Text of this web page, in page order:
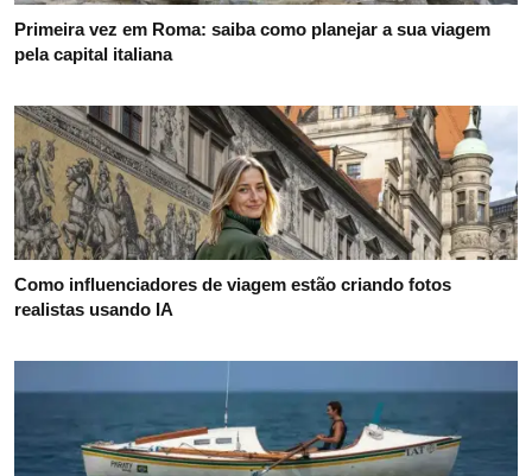
Primeira vez em Roma: saiba como planejar a sua viagem
pela capital italiana
Como influenciadores de viagem estão criando fotos
realistas usando IA